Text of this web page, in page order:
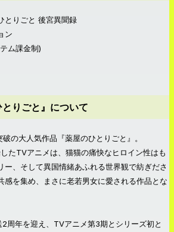
とりごと 後宮異聞録
ン
ム課金制)
りごと』について
の大人気作品『薬屋のひとりごと』。
たTVアニメは、猫猫の痛快なヒロイン性はも
ー、そして異国情緒あふれる世界観で紡ぎださ
感を集め、まさに老若男女に愛される作品とな
周年を迎え、TVアニメ第3期とシリーズ初と